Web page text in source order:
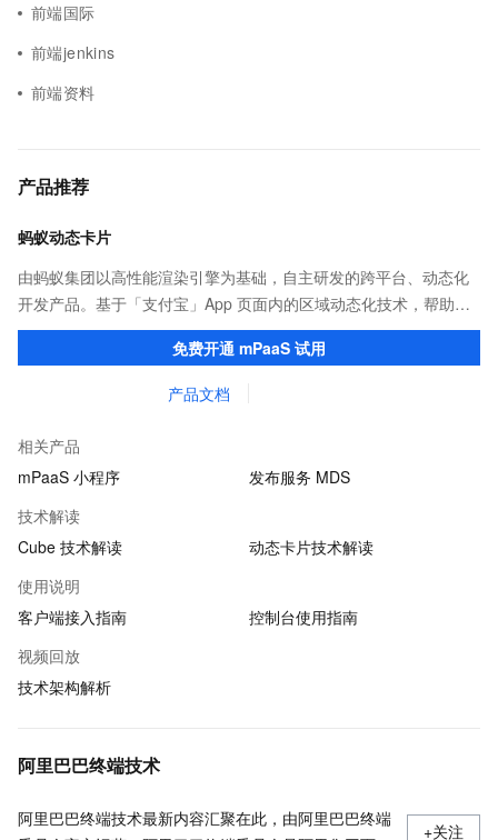
前端国际
前端jenkins
前端资料
产品推荐
蚂蚁动态卡片
由蚂蚁集团以高性能渲染引擎为基础，自主研发的跨平台、动态化
开发产品。基于「支付宝」App 页面内的区域动态化技术，帮助客
户提升研发效率的同时，追求轻量、流畅的 App 性能体验。
免费开通 mPaaS 试用
产品文档
相关产品
mPaaS 小程序
发布服务 MDS
技术解读
Cube 技术解读
动态卡片技术解读
使用说明
客户端接入指南
控制台使用指南
视频回放
技术架构解析
阿里巴巴终端技术
阿里巴巴终端技术最新内容汇聚在此，由阿里巴巴终端
+关注